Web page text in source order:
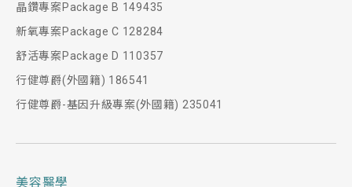
晶鑽專案Package B 149435
新氧專案Package C 128284
舒活專案Package D 110357
行健尊爵(外國籍) 186541
行健尊爵-基因升級專案(外國籍) 235041
美容醫學